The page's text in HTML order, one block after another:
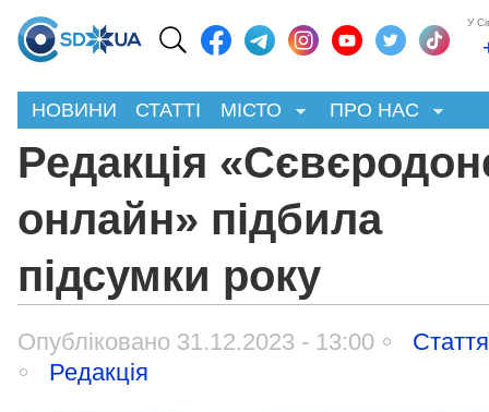
У
НОВИНИ СТАТТІ МІСТО ПРО НАС
Редакція
онлайн» підбила
підсумки року
Опубліковано 31.12.2023 - 13:00
Стаття
Редакція